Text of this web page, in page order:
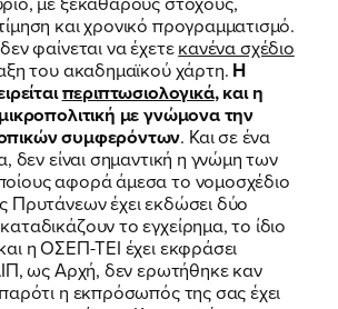
και χρονικό προγραμματισμό.
φαίνεται να έχετεκανένα σχέδιο
του ακαδημαϊκού χάρτη. Η
περιπτωσιολογικά, και η
με γνώμονα την
συμφερόντων. Και σε ένα
δεν είναι σημαντική η γνώμη των
αφορά άμεσα το νομοσχέδιο
Πρυτάνεων έχει εκδώσει δύο
το εγχείρημα, το ίδιο
η ΟΣΕΠ-ΤΕΙ έχει εκφράσει
ως Αρχή, δεν ερωτήθηκε καν
η εκπρόσωπός της σας έχει